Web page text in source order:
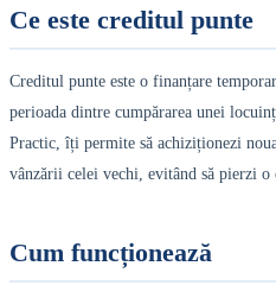
Ce este creditul punte
Creditul punte este o finanțare
perioada dintre cumpărarea unei
Practic, îți permite să achiziționezi
vânzării celei vechi, evitând să pierzi o
Cum funcționează